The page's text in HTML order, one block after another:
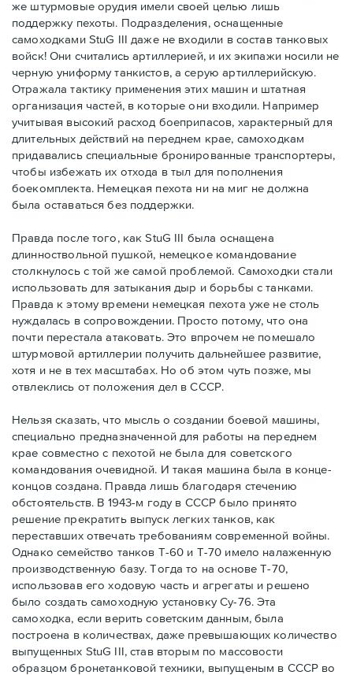
же штурмовые орудия имели своей целью лишь
поддержку пехоты. Подразделения, оснащенные
самоходками StuG III даже не входили в состав танковых
войск! Они считались артиллерией, и их экипажи носили не
черную униформу танкистов, а серую артиллерийскую.
Отражала тактику применения этих машин и штатная
организация частей, в которые они входили. Например
учитывая высокий расход боеприпасов, характерный для
длительных действий на переднем крае, самоходкам
придавались специальные бронированные транспортеры,
чтобы избежать их отхода в тыл для пополнения
боекомплекта. Немецкая пехота ни на миг не должна
была оставаться без поддержки.
Правда после того, как StuG III была оснащена
длинноствольной пушкой, немецкое командование
столкнулось с той же самой проблемой. Самоходки стали
использовать для затыкания дыр и борьбы с танками.
Правда к этому времени немецкая пехота уже не столь
нуждалась в сопровождении. Просто потому, что она
почти перестала атаковать. Это впрочем не помешало
штурмовой артиллерии получить дальнейшее развитие,
хотя и не в тех масштабах. Но об этом чуть позже, мы
отвлеклись от положения дел в СССР.
Нельзя сказать, что мысль о создании боевой машины,
специально предназначенной для работы на переднем
крае совместно с пехотой не была для советского
командования очевидной. И такая машина была в конце-
концов создана. Правда лишь благодаря стечению
обстоятельств. В 1943-м году в СССР было принято
решение прекратить выпуск легких танков, как
переставших отвечать требованиям современной войны.
Однако семейство танков Т-60 и Т-70 имело налаженную
производственную базу. Тогда то на основе Т-70,
использовав его ходовую часть и агрегаты и решено
было создать самоходную установку Су-76. Эта
самоходка, если верить советским данным, была
построена в количествах, даже превышающих количество
выпущенных StuG III, став вторым по массовости
образцом бронетанковой техники, выпущеным в СССР во